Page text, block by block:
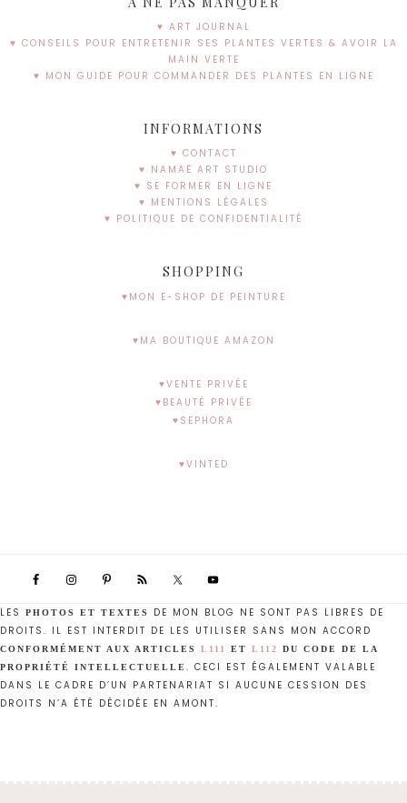
♥ ART JOURNAL
♥ CONSEILS POUR ENTRETENIR SES PLANTES VERTES & AVOIR LA
MAIN VERTE
♥ MON GUIDE POUR COMMANDER DES PLANTES EN LIGNE
INFORMATIONS
♥ CONTACT
♥ NAMAË ART STUDIO
♥ SE FORMER EN LIGNE
♥ MENTIONS LÉGALES
♥ POLITIQUE DE CONFIDENTIALITÉ
SHOPPING
♥MON E-SHOP DE PEINTURE
♥MA BOUTIQUE AMAZON
♥VENTE PRIVÉE
♥BEAUTÉ PRIVÉE
♥SEPHORA
♥VINTED
LES PHOTOS ET TEXTES DE MON BLOG NE SONT PAS LIBRES DE
DROITS. IL EST INTERDIT DE LES UTILISER SANS MON ACCORD
CONFORMÉMENT AUX ARTICLES L111 ET L112
DU CODE DE LA
PROPRIÉTÉ INTELLECTUELLE . CECI EST ÉGALEMENT VALABLE
DANS LE CADRE D’UN PARTENARIAT SI AUCUNE CESSION DES
DROITS N’A ÉTÉ DÉCIDÉE EN AMONT.